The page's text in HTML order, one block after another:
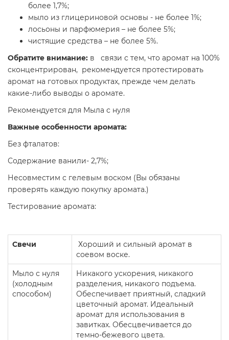
более 1,7%;
мыло из глицериновой основы - не более 1%;
лосьоны и парфюмерия – не более 5%;
чистящие средства – не более 5%.
Обратите внимание: в связи с тем, что аромат на 100%
сконцентрирован, рекомендуется протестировать
аромат на готовых продуктах, прежде чем делать
какие-либо выводы о аромате.
Рекомендуется для Мыла с нуля
Важные особенности аромата:
Без фталатов:
Содержание ванили- 2,7%;
Несовместим с гелевым воском (Вы обязаны
проверять каждую покупку аромата.)
Тестирование аромата:
Свечи
Хороший и сильный аромат в
соевом воске.
Мыло с нуля
(холодным
способом)
Никакого ускорения, никакого
разделения, никакого подъема.
Обеспечивает приятный, сладкий
цветочный аромат. Идеальный
аромат для использования в
завитках. Обесцвечивается до
темно-бежевого цвета.